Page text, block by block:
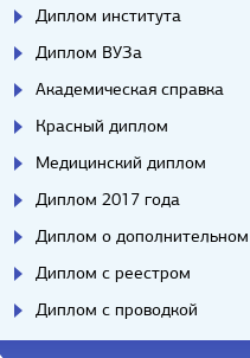
Диплом института
Диплом ВУЗа
Академическая справка
Красный диплом
Медицинский диплом
Диплом 2017 года
Диплом о
Диплом с реестром
Диплом с проводкой